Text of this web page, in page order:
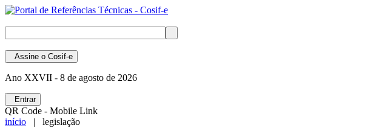
Assine o Cosif-e
Ano XXVII - 8 de agosto de 2026
Entrar
QR Code - Mobile Link
início | legislação